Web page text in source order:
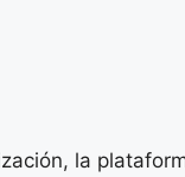
la